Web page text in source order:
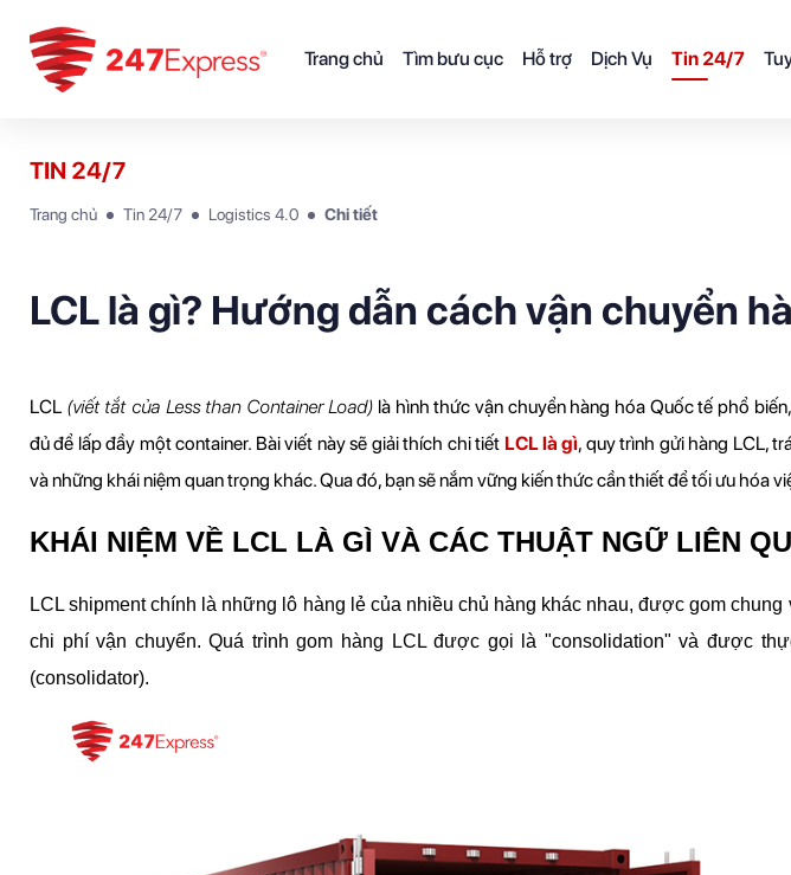
Trang chủ Tìm bưu cục Hỗ trợ Dịch Vụ Tin 24/7
TIN 24/7
Trang chủ Tin 24/7 Logistics 4.0 Chi tiết
LCL là gì? Hướng dẫn cách vận chuyển
LCL (viết tắt của Less than Container Load) là hình thức vận chuyển hàng hóa Quốc tế phổ
đủ để lấp đầy một container. Bài viết này sẽ giải thích chi tiết LCL là gì, quy trình gửi hàng LCL,
và những khái niệm quan trọng khác. Qua đó, bạn sẽ nắm vững kiến thức cần thiết để tối ưu hóa
KHÁI NIỆM VỀ LCL LÀ GÌ VÀ CÁC THUẬT NGỮ LIÊN
LCL shipment chính là những lô hàng lẻ của nhiều chủ hàng khác nhau, được gom chung
chi phí vận chuyển. Quá trình gom hàng LCL được gọi là "consolidation" và được
(consolidator).